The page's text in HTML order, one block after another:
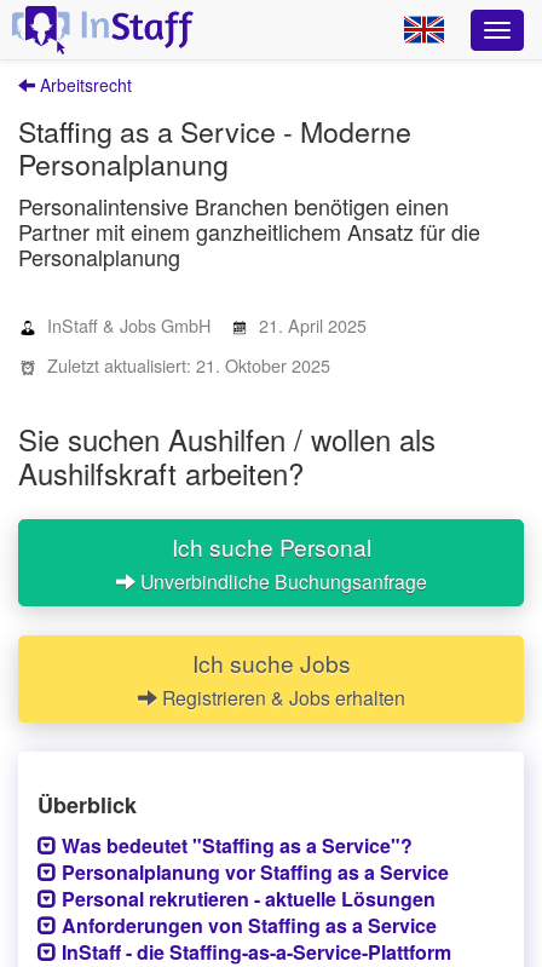
Arbeitsrecht
Staffing as a Service - Moderne
Personalplanung
Personalintensive Branchen benötigen einen
Partner mit einem ganzheitlichem Ansatz für die
Personalplanung
InStaff & Jobs GmbH
21. April 2025
Zuletzt aktualisiert: 21. Oktober 2025
Sie suchen Aushilfen / wollen als
Aushilfskraft arbeiten?
Ich suche Personal
Unverbindliche Buchungsanfrage
Ich suche Jobs
Registrieren & Jobs erhalten
Überblick
Was bedeutet "Staffing as a Service"?
Personalplanung vor Staffing as a Service
Personal rekrutieren - aktuelle Lösungen
Anforderungen von Staffing as a Service
InStaff - die Staffing-as-a-Service-Plattform